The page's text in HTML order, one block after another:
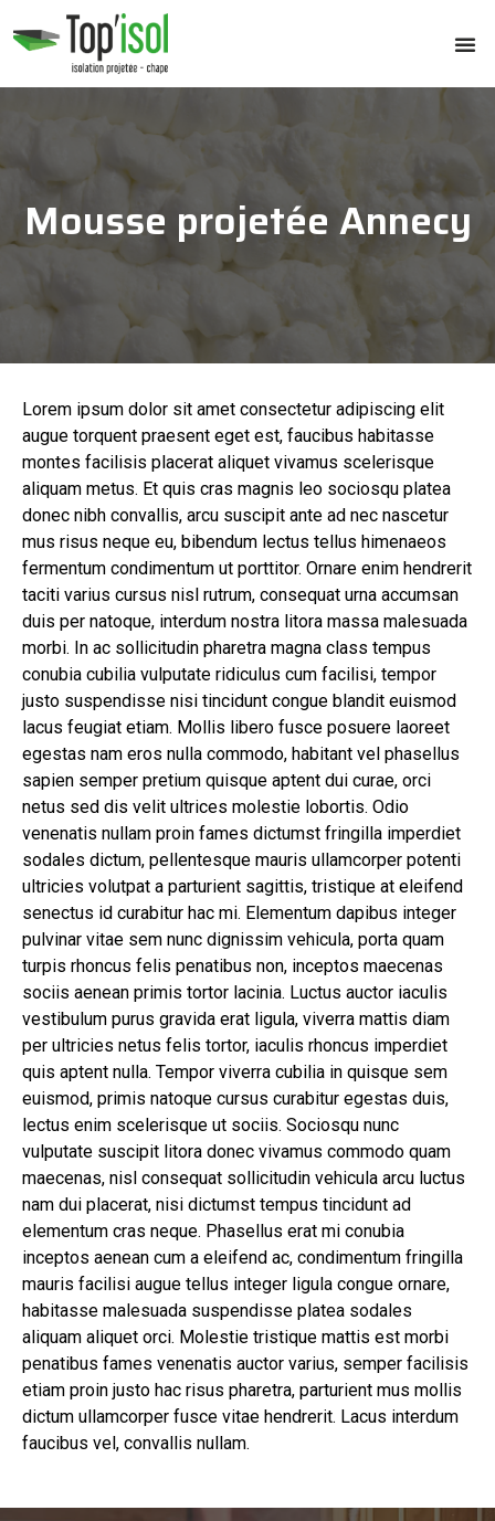
Mousse projetée Annecy
Lorem ipsum dolor sit amet consectetur adipiscing elit
augue torquent praesent eget est, faucibus habitasse
montes facilisis placerat aliquet vivamus scelerisque
aliquam metus. Et quis cras magnis leo sociosqu platea
donec nibh convallis, arcu suscipit ante ad nec nascetur
mus risus neque eu, bibendum lectus tellus himenaeos
fermentum condimentum ut porttitor. Ornare enim hendrerit
taciti varius cursus nisl rutrum, consequat urna accumsan
duis per natoque, interdum nostra litora massa malesuada
morbi. In ac sollicitudin pharetra magna class tempus
conubia cubilia vulputate ridiculus cum facilisi, tempor
justo suspendisse nisi tincidunt congue blandit euismod
lacus feugiat etiam. Mollis libero fusce posuere laoreet
egestas nam eros nulla commodo, habitant vel phasellus
sapien semper pretium quisque aptent dui curae, orci
netus sed dis velit ultrices molestie lobortis. Odio
venenatis nullam proin fames dictumst fringilla imperdiet
sodales dictum, pellentesque mauris ullamcorper potenti
ultricies volutpat a parturient sagittis, tristique at eleifend
senectus id curabitur hac mi. Elementum dapibus integer
pulvinar vitae sem nunc dignissim vehicula, porta quam
turpis rhoncus felis penatibus non, inceptos maecenas
sociis aenean primis tortor lacinia. Luctus auctor iaculis
vestibulum purus gravida erat ligula, viverra mattis diam
per ultricies netus felis tortor, iaculis rhoncus imperdiet
quis aptent nulla. Tempor viverra cubilia in quisque sem
euismod, primis natoque cursus curabitur egestas duis,
lectus enim scelerisque ut sociis. Sociosqu nunc
vulputate suscipit litora donec vivamus commodo quam
maecenas, nisl consequat sollicitudin vehicula arcu luctus
nam dui placerat, nisi dictumst tempus tincidunt ad
elementum cras neque. Phasellus erat mi conubia
inceptos aenean cum a eleifend ac, condimentum fringilla
mauris facilisi augue tellus integer ligula congue ornare,
habitasse malesuada suspendisse platea sodales
aliquam aliquet orci. Molestie tristique mattis est morbi
penatibus fames venenatis auctor varius, semper facilisis
etiam proin justo hac risus pharetra, parturient mus mollis
dictum ullamcorper fusce vitae hendrerit. Lacus interdum
faucibus vel, convallis nullam.